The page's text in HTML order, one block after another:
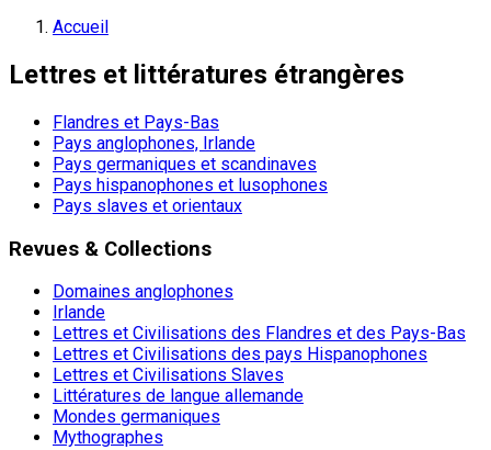
Accueil
Lettres et littératures étrangères
Flandres et Pays-Bas
Pays anglophones, Irlande
Pays germaniques et scandinaves
Pays hispanophones et lusophones
Pays slaves et orientaux
Revues & Collections
Domaines anglophones
Irlande
Lettres et Civilisations des Flandres et des Pays-Bas
Lettres et Civilisations des pays Hispanophones
Lettres et Civilisations Slaves
Littératures de langue allemande
Mondes germaniques
Mythographes